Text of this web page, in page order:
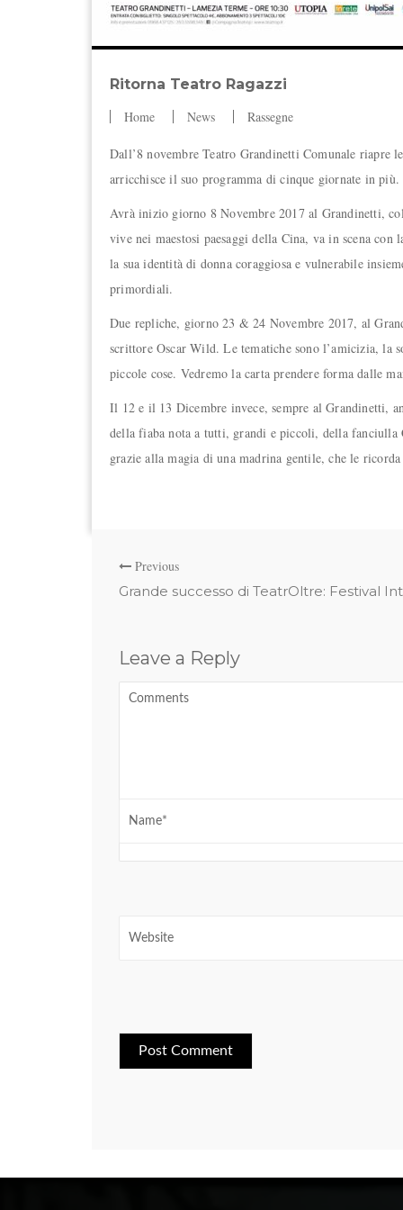
Ritorna Teatro Ragazzi
Home
News Rassegne
Dall’8 novembre Teatro Grandinetti Comunale riapre
arricchisce il suo programma di cinque giornate in più.
Avrà inizio giorno 8 Novembre 2017 al Grandinetti,
vive nei maestosi paesaggi della Cina, va in scena
la sua identità di donna coraggiosa e vulnerabile
primordiali.
Due repliche, giorno 23 & 24 Novembre 2017, al
scrittore Oscar Wild. Le tematiche sono l’amicizia, la
piccole cose. Vedremo la carta prendere forma dalle
Il 12 e il 13 Dicembre invece, sempre al Grandinetti,
della fiaba nota a tutti, grandi e piccoli, della fanciulla
grazie alla magia di una madrina gentile, che le
Previous
Grande successo di TeatrOltre: Festival
Leave a Reply